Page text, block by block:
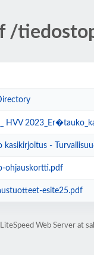
/
HVV
-
ohjauskortti.pdf
esite25.pdf
Web Server at